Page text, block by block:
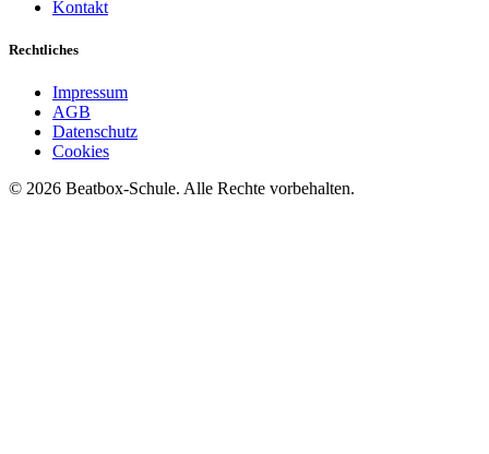
Kontakt
Rechtliches
Impressum
AGB
Datenschutz
Cookies
© 2026 Beatbox-Schule. Alle Rechte vorbehalten.